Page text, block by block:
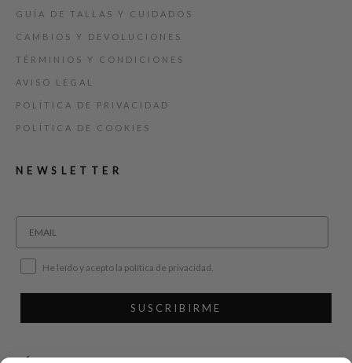
GUÍA DE TALLAS Y CUIDADOS
CAMBIOS Y DEVOLUCIONES
TÉRMINIOS Y CONDICIONES
AVISO LEGAL
POLÍTICA DE PRIVACIDAD
POLÍTICA DE COOKIES
NEWSLETTER
He leído y acepto la política de privacidad.
SUSCRIBIRME